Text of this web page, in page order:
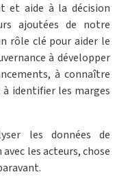
et aide à la décision
ajoutées de notre
rôle clé pour aider le
à développer
à connaître
à identifier les marges
les données de
les acteurs, chose